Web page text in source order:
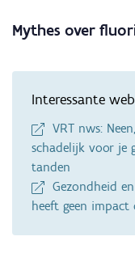
Mythes over
Interessante
VRT nws:
schadelijk voor je
tanden
Gezondheid
heeft geen